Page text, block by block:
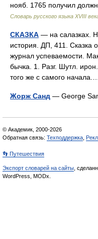
нояб. 1765 получил
Словарь русского языка XVIII
СКАЗКА — на салазках.
история. ДП, 411. Сказка
журнал успеваемости.
бычка. 1. Разг. Шутл.
того же с самого
Жорж Санд — George
© Академик, 2000-2026
Обратная связь: Техподдержка
👣 Путешествия
Экспорт словарей на сайты ,
WordPress, MODx.